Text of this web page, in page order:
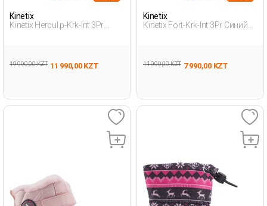
Kinetix
Kinetix Hercul.p-Krk-Int 3Pr
19 990,00 KZT 11 990,00 KZT
Kinetix
Kinetix Fort-Krk-Int 3Pr Синий
11 990,00 KZT 7 990,00 KZT